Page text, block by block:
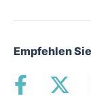
Empfehlen